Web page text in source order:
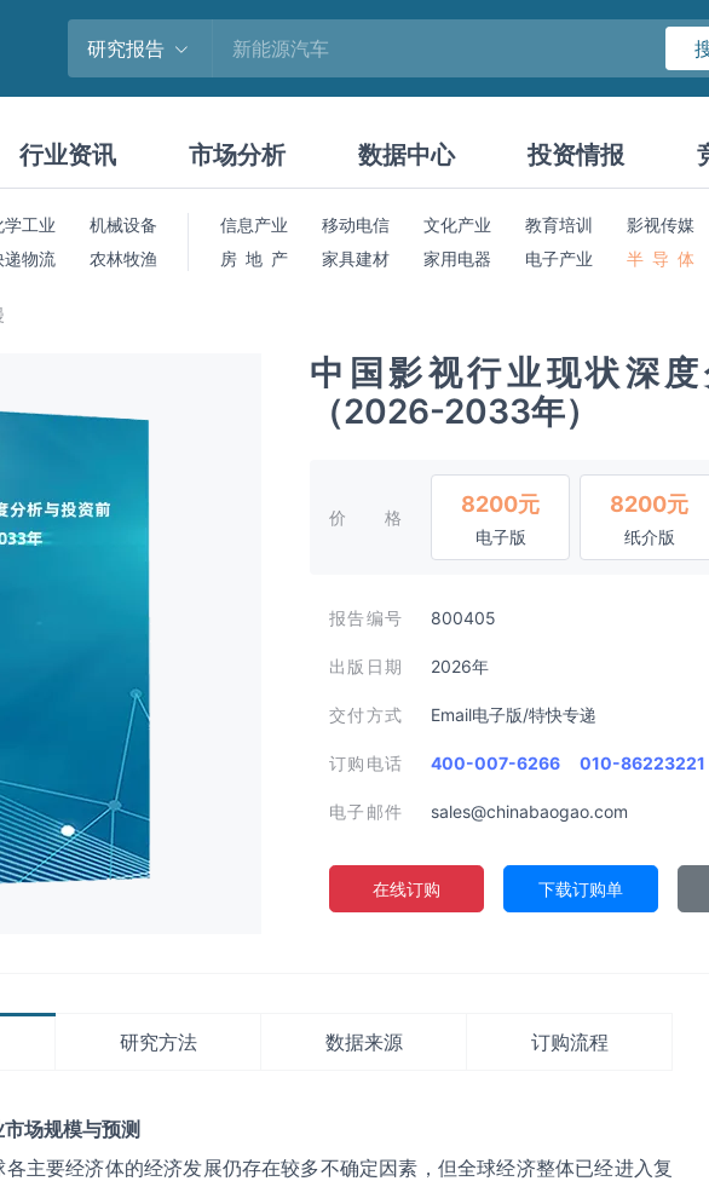
研究报告
行业资讯 市场分析 数据中心 投资情报
学工业
机械设备
递物流 农林牧渔
信息产业 移动电信 文化产业 教育培训
影视传媒
房 地 产
家具建材 家用电器 电子产业 半 导 体
中国影视行业现状深
（2026-2033年）
价格
8200元
电子版
8200元
纸介版
报告编号 800405
出版日期 2026年
交付方式 Email电子版/特快专递
订购电话 400-007-6266 010-86223221
电子邮件 sales@chinabaogao.com
在线订购 下载订购单
研究方法 数据来源 订购流程
场规模与预测
主要经济体的经济发展仍存在较多不确定因素，但全球经济整体已经进入复